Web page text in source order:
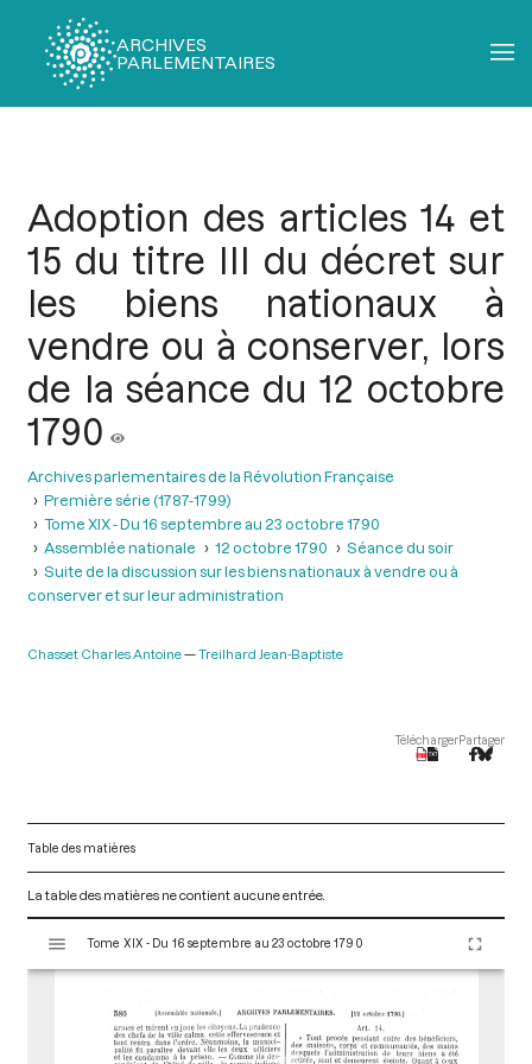
ARCHIVES
PARLEMENTAIRES
Adoption des articles 14 et
15 du titre III du décret sur
les biens nationaux à
vendre ou à conserver, lors
de la séance du 12 octobre
1790
Archives parlementaires de la Révolution Française
Première série (1787-1799)
Tome XIX - Du 16 septembre au 23 octobre 1790
Assemblée nationale
12 octobre 1790
Séance du soir
Suite de la discussion sur les biens nationaux à vendre ou à
conserver et sur leur administration
Chasset Charles Antoine Treilhard Jean-Baptiste
TéléchargerPartager
Table des matières
La table des matières ne contient aucune entrée.
s
Tome XIX - Du 16 septembre au 23 octobre 1790